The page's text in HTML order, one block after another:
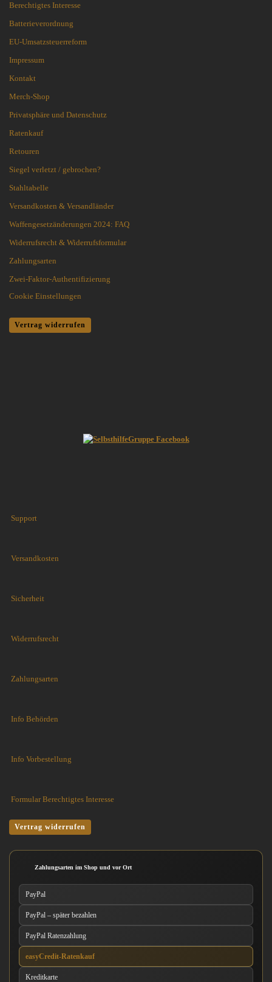
Berechtigtes Interesse
Batterieverordnung
EU-Umsatzsteuerreform
Impressum
Kontakt
Merch-Shop
Privatsphäre und Datenschutz
Ratenkauf
Retouren
Siegel verletzt / gebrochen?
Stahltabelle
Versandkosten & Versandländer
Waffengesetzänderungen 2024: FAQ
Widerrufsrecht & Widerrufsformular
Zahlungsarten
Zwei-Faktor-Authentifizierung
Cookie Einstellungen
Vertrag widerrufen
Support
Versandkosten
Sicherheit
Widerrufsrecht
Zahlungsarten
Info Behörden
Info Vorbestellung
Formular Berechtigtes Interesse
Vertrag widerrufen
Zahlungsarten im Shop und vor Ort
PayPal
PayPal – später bezahlen
PayPal Ratenzahlung
easyCredit-Ratenkauf
Kreditkarte